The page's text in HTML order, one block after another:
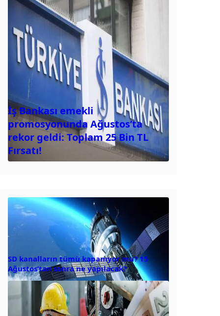
İş Bankası emekli
promosyonunda Ağustos’ta
rekor geldi: Toplam 25 Bin TL
Fırsatı!
SD kanalların tümü kapanıyor mu? 15
Ağustos’tan sonra ne yapılacak?